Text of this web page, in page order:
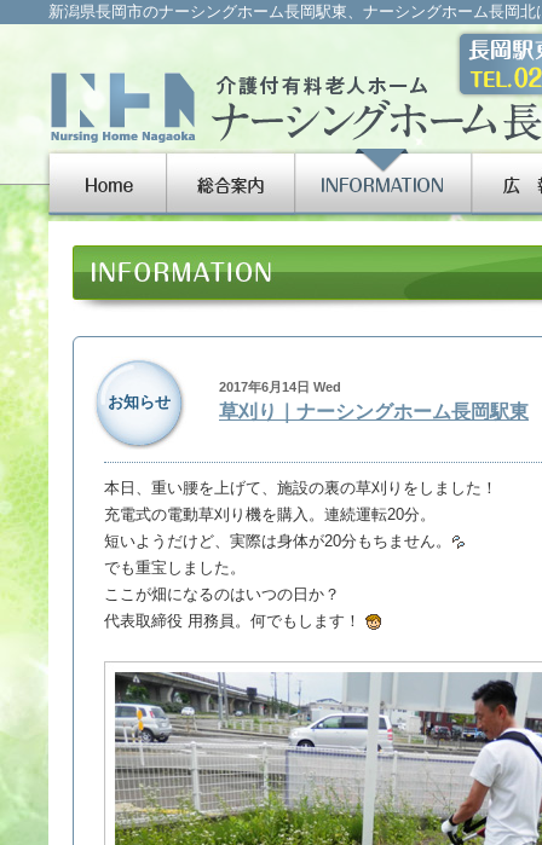
新潟県長岡市のナーシングホーム長岡駅東、ナーシングホーム長岡
お知らせ
2017年6月14日 Wed
草刈り｜ナーシングホーム長岡駅東
本日、重い腰を上げて、施設の裏の草刈りをしました！
充電式の電動草刈り機を購入。連続運転20分。
短いようだけど、実際は身体が20分もちません。
でも重宝しました。
ここが畑になるのはいつの日か？
代表取締役 用務員。何でもします！